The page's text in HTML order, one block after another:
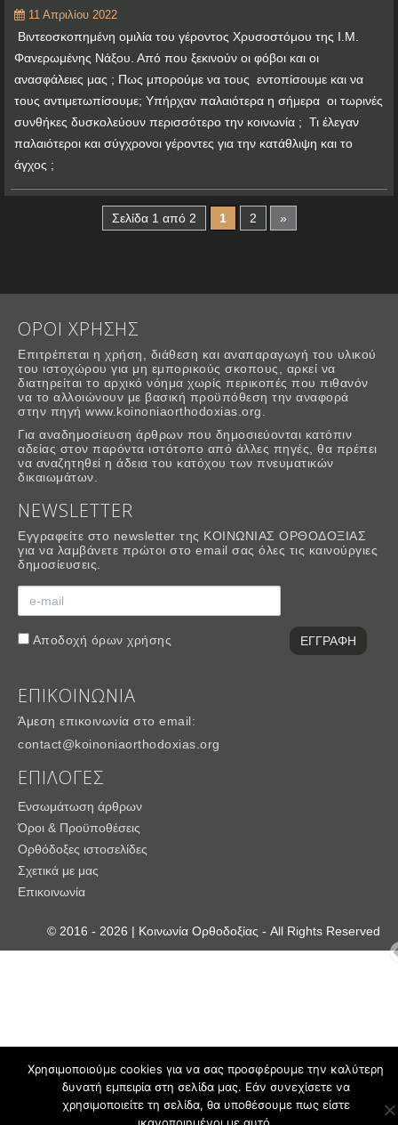
11 Απριλίου 2022
Βιντεοσκοπημένη ομιλία του γέροντος Χρυσοστόμου της Ι.Μ.
Φανερωμένης Νάξου. Από που ξεκινούν οι φόβοι και οι
ανασφάλειες μας ; Πως μπορούμε να τους εντοπίσουμε και να
τους αντιμετωπίσουμε; Υπήρχαν παλαιότερα η σήμερα οι τωρινές
συνθήκες δυσκολεύουν περισσότερο την κοινωνία ; Τι έλεγαν
παλαιότεροι και σύγχρονοι γέροντες για την κατάθλιψη και το
άγχος ;
Σελίδα 1 από 2 1 2 »
ΟΡΟΙ ΧΡΗΣΗΣ
Επιτρέπεται η χρήση, διάθεση και αναπαραγωγή του υλικού
του ιστοχώρου για μη εμπορικούς σκοπους, αρκεί να
διατηρείται το αρχικό νόημα χωρίς περικοπές που πιθανόν
να το αλλοιώνουν με βασική προϋπόθεση την αναφορά
στην πηγή www.koinoniaorthodoxias.org.
Για αναδημοσίευση άρθρων που δημοσιεύονται κατόπιν
αδείας στον παρόντα ιστότοπο από άλλες πηγές, θα πρέπει
να αναζητηθεί η άδεια του κατόχου των πνευματικών
δικαιωμάτων.
NEWSLETTER
Εγγραφείτε στο newsletter της ΚΟΙΝΩΝΙΑΣ ΟΡΘΟΔΟΞΙΑΣ
για να λαμβάνετε πρώτοι στο email σας όλες τις καινούργιες
δημοσίευσεις.
Αποδοχή όρων χρήσης
ΕΠΙΚΟΙΝΩΝΙΑ
Άμεση επικοινωνία στο email:
contact@koinoniaorthodoxias.org
ΕΠΙΛΟΓΕΣ
Ενσωμάτωση άρθρων
Όροι & Προϋποθέσεις
Ορθόδοξες ιστοσελίδες
Σχετικά με μας
Επικοινωνία
© 2016 - 2026 | Κοινωνία Ορθοδοξίας - All Rights Reserved
Χρησιμοποιούμε cookies για να σας προσφέρουμε την καλύτερη
δυνατή εμπειρία στη σελίδα μας. Εάν συνεχίσετε να
χρησιμοποιείτε τη σελίδα, θα υποθέσουμε πως είστε